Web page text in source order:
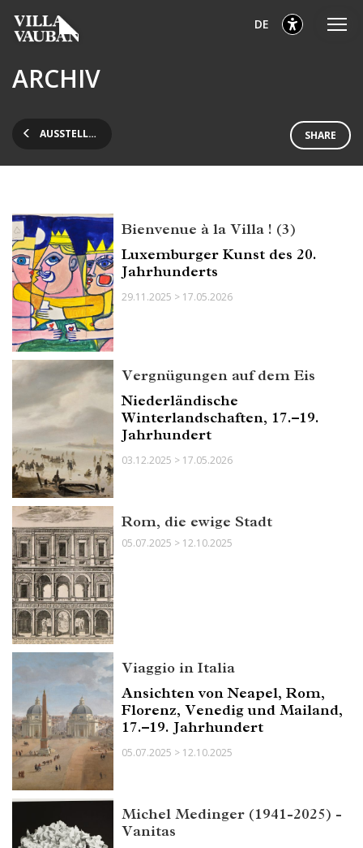
Zum
Hauptmenü
Zum
Inhalt
Zur
Fußzeile
ausgewählt
Deutsch
DE
AUSSTELLUNGEN
ARCHIV
SHARE
Bienvenue à la Villa ! (3)
Luxemburger Kunst des 20.
Jahrhunderts
29.11.2025 > 17.05.2026
Vergnügungen auf dem Eis
Niederländische
Winterlandschaften, 17.–19.
Jahrhundert
03.12.2025 > 17.05.2026
Rom, die ewige Stadt
05.07.2025 > 12.10.2025
Viaggio in Italia
Ansichten von Neapel, Rom,
Florenz, Venedig und Mailand,
17.–19. Jahrhundert
05.07.2025 > 12.10.2025
Michel Medinger (1941-2025) -
Vanitas